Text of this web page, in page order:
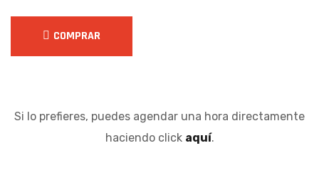
COMPRAR
Si lo prefieres, puedes agendar una hora directamente
haciendo click aquí.